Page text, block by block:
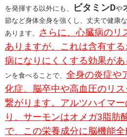
を発揮する以外にも、
ビタミンDや
節など身体全身を強くし、丈夫で健康
あります。
さらに、心臓病のリ
ありますが、これは含有す
病になりにくくする効果があ
ンを食べることで、 全身の炎症や
化症、脳卒中や高血圧のリ
繋がります。アルツハイマ
り、サーモンはオメガ3脂肪
で、この栄養成分に脳機能全